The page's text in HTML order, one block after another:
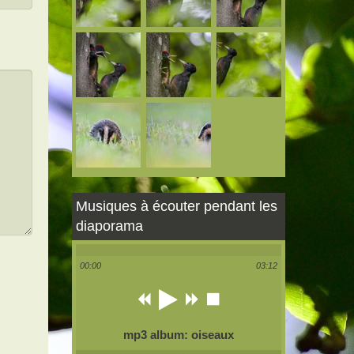
Musiques à écouter pendant les
diaporama
00:00 03:12
mp3 album: oiseaux